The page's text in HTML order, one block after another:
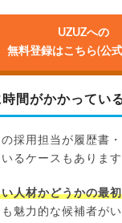
UZUZへの
無料登録はこちら(公
間がかかってい
採用担当が履歴書
るケースもあります
人材かどうかの最
魅力的な候補者が